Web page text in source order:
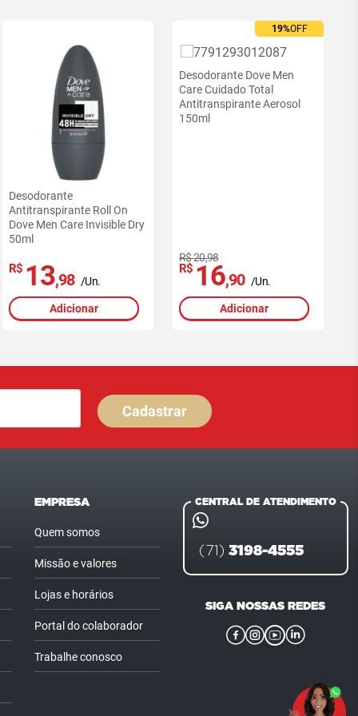
Desodorante
Antitranspirante Roll On
Dove Men Care Invisible Dry
50ml
R$ 13,98 /Un.
Adicionar
19%OFF
Desodorante Dove Men
Care Cuidado Total
Antitranspirante Aerosol
150ml
R$ 20,98
R$ 16,90 /Un.
Adicionar
Cadastrar
EMPRESA
Quem somos
Missão e valores
Lojas e horários
Portal do colaborador
Trabalhe conosco
CENTRAL DE ATENDIMENTO
(71) 3198-4555
SIGA NOSSAS REDES